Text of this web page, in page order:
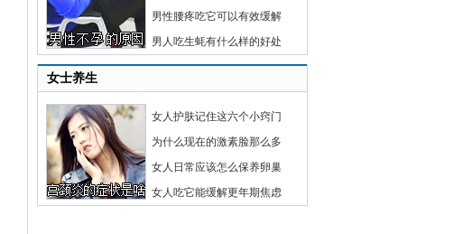
男性腰疼吃它可以有效缓解
男人吃生蚝有什么样的好处
女士养生
女人护肤记住这六个小窍门
为什么现在的激素脸那么多
女人日常应该怎么保养卵巢
女人吃它能缓解更年期焦虑